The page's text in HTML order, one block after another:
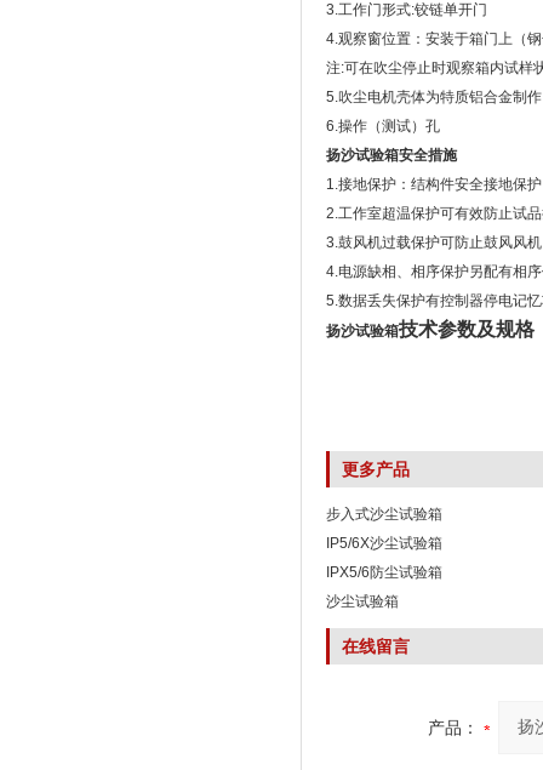
3.工作门形式:铰链单开门
4.观察窗位置：安装于箱门上（
注:可在吹尘停止时观察箱内试样
5.吹尘电机壳体为特质铝合金制
6.操作（测试）孔
扬沙试验箱安全措施
1.接地保护：结构件安全接地保
2.工作室超温保护可有效防止试
3.鼓风机过载保护可防止鼓风风
4.电源缺相、相序保护另配有相
5.数据丢失保护有控制器停电记
扬沙试验箱技术参数及规格
更多产品
步入式沙尘试验箱
IP5/6X沙尘试验箱
IPX5/6防尘试验箱
沙尘试验箱
在线留言
产品：